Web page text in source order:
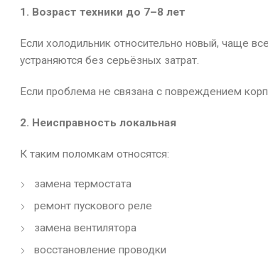
1. Возраст техники до 7–8 лет
Если холодильник относительно новый, чаще
устраняются без серьёзных затрат.
Если проблема не связана с повреждением
2. Неисправность локальная
К таким поломкам относятся:
замена термостата
ремонт пускового реле
замена вентилятора
восстановление проводки